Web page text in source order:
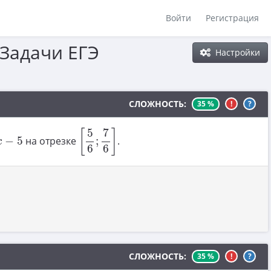
Войти Регистрация
Настройки
ЕГЭ
СЛОЖНОСТЬ: 35 % ! ?
− 5 на отрезке
5
6
;
7
6
[56 76]
.
СЛОЖНОСТЬ: 35 % ! ?